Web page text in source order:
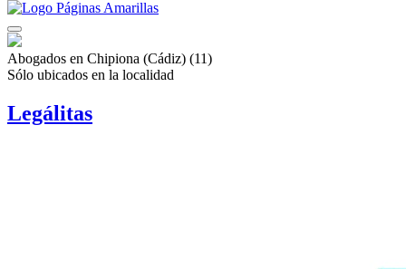
Abogados en Chipiona (Cádiz) (11)
Sólo ubicados en la localidad
Legálitas